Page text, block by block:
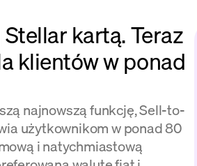
kartą. Teraz
klientów w ponad
najnowszą funkcję, Sell-to-
użytkownikom w ponad 80
i natychmiastową